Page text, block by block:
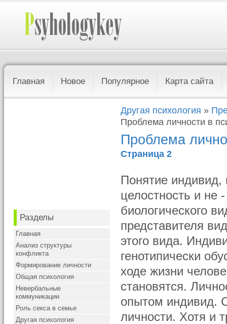
Главная Новое Популярное Карта сайта
Разделы
Главная
Анализ структуры
конфликта
Формирование личности
Общая психология
Невербальные
коммуникации
Роль секса в семье
Другая психология
Другая психология »
Проблема личности в
Проблема
Страница 2
Понятие
целостность и не
биологического
представителя
этого вида.
генотипически
ходе жизни
становятся.
опытом индивид.
личности. Хотя и